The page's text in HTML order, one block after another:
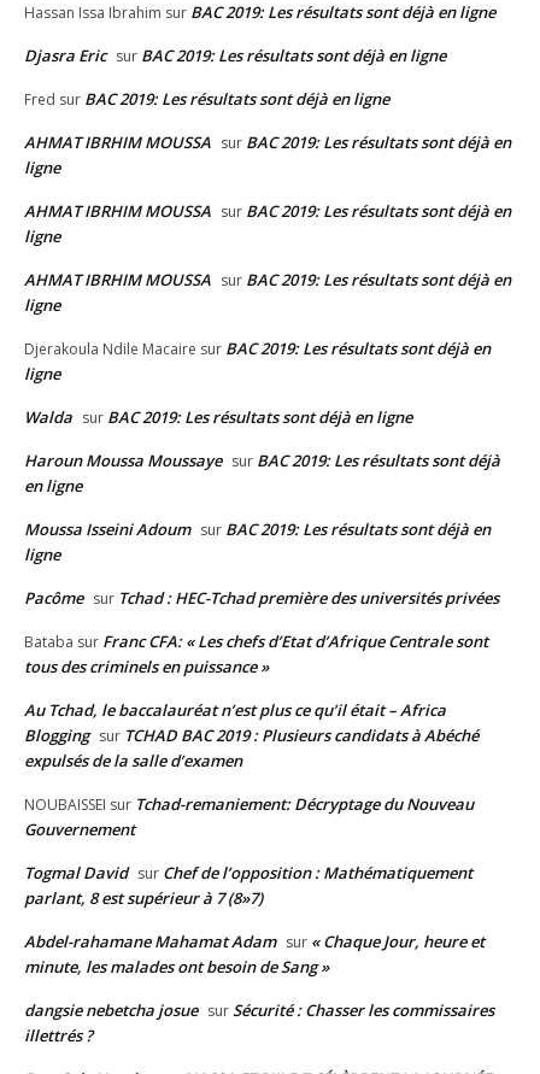
Hassan Issa Ibrahim sur BAC 2019: Les résultats sont déjà en ligne
Djasra Eric sur BAC 2019: Les résultats sont déjà en ligne
Fred sur BAC 2019: Les résultats sont déjà en ligne
AHMAT IBRHIM MOUSSA sur BAC 2019: Les résultats sont déjà en
ligne
AHMAT IBRHIM MOUSSA sur BAC 2019: Les résultats sont déjà en
ligne
AHMAT IBRHIM MOUSSA sur BAC 2019: Les résultats sont déjà en
ligne
Djerakoula Ndile Macaire sur BAC 2019: Les résultats sont déjà en
ligne
Walda sur BAC 2019: Les résultats sont déjà en ligne
Haroun Moussa Moussaye sur BAC 2019: Les résultats sont déjà
en ligne
Moussa Isseini Adoum sur BAC 2019: Les résultats sont déjà en
ligne
Pacôme sur Tchad : HEC-Tchad première des universités privées
Bataba sur Franc CFA: « Les chefs d’Etat d’Afrique Centrale sont
tous des criminels en puissance »
Au Tchad, le baccalauréat n’est plus ce qu’il était – Africa
Blogging sur TCHAD BAC 2019 : Plusieurs candidats à Abéché
expulsés de la salle d’examen
NOUBAISSEI sur Tchad-remaniement: Décryptage du Nouveau
Gouvernement
Togmal David sur Chef de l’opposition : Mathématiquement
parlant, 8 est supérieur à 7 (8»7)
Abdel-rahamane Mahamat Adam sur « Chaque Jour, heure et
minute, les malades ont besoin de Sang »
dangsie nebetcha josue surSécurité : Chasser les commissaires
illettrés ?